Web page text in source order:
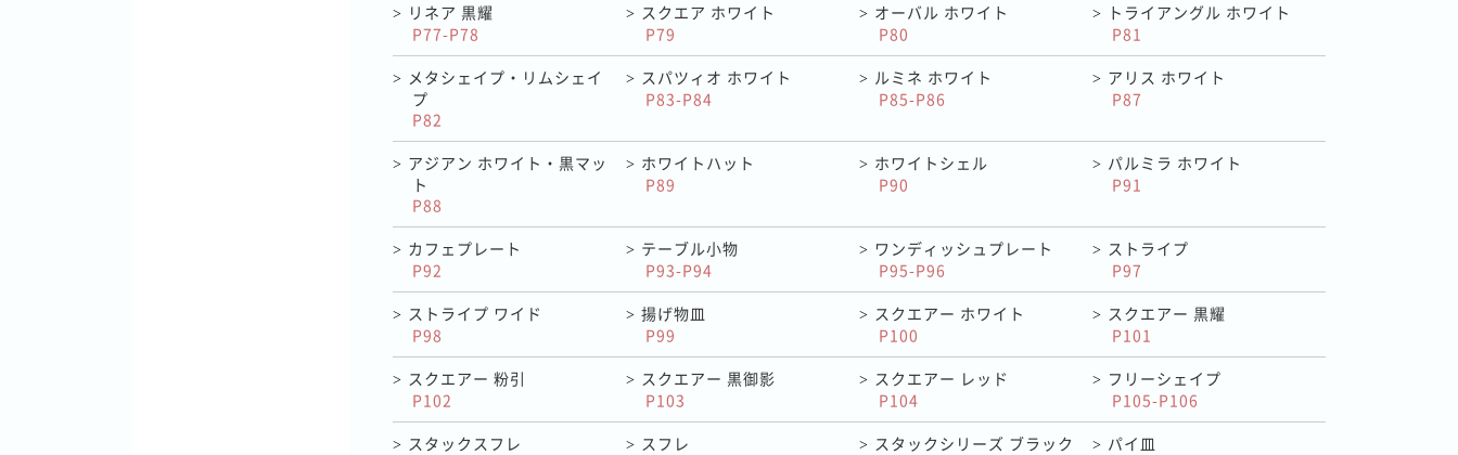
> リネア 黒耀
P77-P78
> スクエア ホワイト
P79
> オーバル ホワイト
P80
>
トライアングル ホワイト
P81
> メタシェイプ・リムシェイ
プ
P82
> スパツィオ ホワイト
P83-P84
> ルミネ ホワイト
P85-P86
> アリス ホワイト
P87
> アジアン ホワイト・黒マッ
ト
P88
> ホワイトハット
P89
> ホワイトシェル
P90
> パルミラ ホワイト
P91
> カフェプレート
P92
> テーブル小物
P93-P94
> ワンディッシュプレート
P95-P96
> ストライプ
P97
> ストライプ ワイド
P98
> 揚げ物皿
P99
> スクエアー ホワイト
P100
> スクエアー 黒耀
P101
> スクエアー 粉引
P102
> スクエアー 黒御影
P103
> スクエアー レッド
P104
> フリーシェイプ
P105-P106
> スタックスフレ
> スフレ
> スタックシリーズ ブラック
> パイ皿